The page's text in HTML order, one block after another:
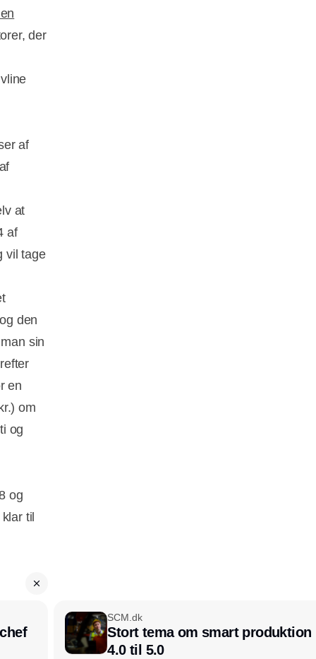
der
af
at
af
vil tage
den
sin
en
om
og
og
til
SCM.dk
Stort tema om smart
4.0 til 5.0